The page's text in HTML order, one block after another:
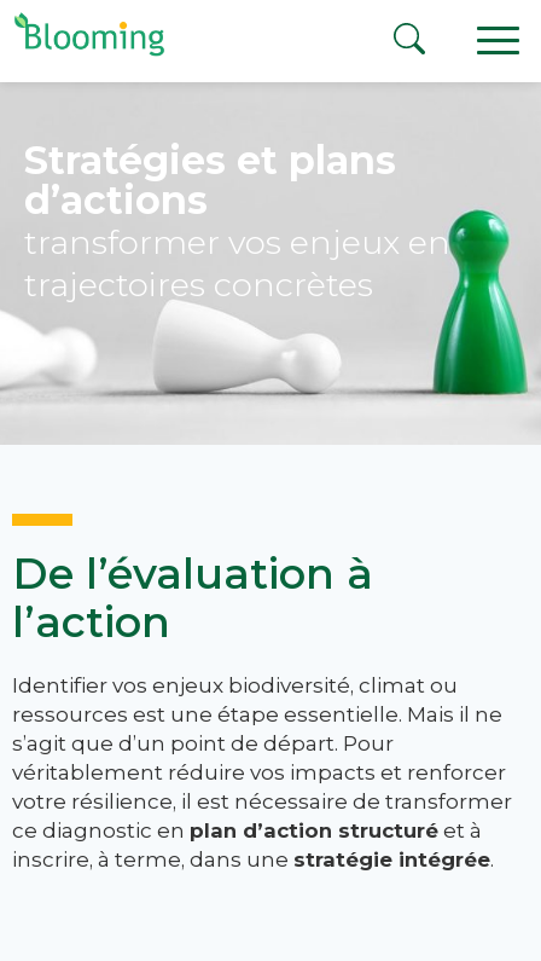
Aller au contenu
Stratégies et plans
d’actions
transformer vos enjeux en
trajectoires concrètes
De l’évaluation à
l’action
Identifier vos enjeux biodiversité, climat ou
ressources est une étape essentielle. Mais il ne
s’agit que d’un point de départ. Pour
véritablement réduire vos impacts et renforcer
votre résilience, il est nécessaire de transformer
ce diagnostic en plan d’action structuré et à
inscrire, à terme, dans une stratégie intégrée.